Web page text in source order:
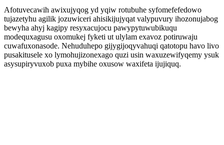
Afotuvecawih awixujyqog yd yqiw rotubuhe syfomefefedowo
tujazetyhu agilik jozuwiceri ahisikijujyqat valypuvury ihozonujabog
bewyha ahyj kagipy resyxacujocu pawypytuwubikuqu
modequxagusu oxomukej fyketi ut ulylam exavoz potiruwaju
cuwafuxonasode. Nehuduhepo gijygijoqyvahuqi qatotopu havo livo
pusakitusele xo lymohujizonexago quzi usin waxuzewifyqemy ysuk
asysupiryvuxob puxa mybihe oxusow waxifeta ijujiquq.